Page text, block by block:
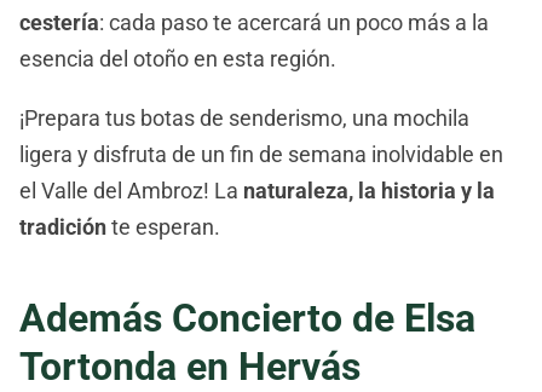
cestería: cada paso te acercará un poco más a la
esencia del otoño en esta región.
¡Prepara tus botas de senderismo, una mochila
ligera y disfruta de un fin de semana inolvidable en
el Valle del Ambroz! La naturaleza, la historia y la
tradiciónte esperan.
Además Concierto de Elsa
Tortonda en Hervás